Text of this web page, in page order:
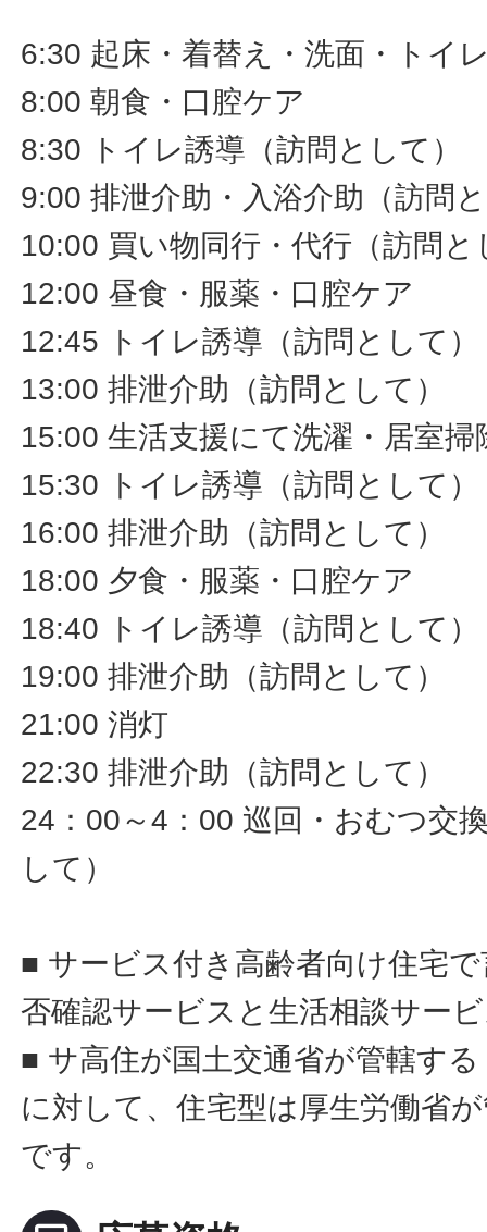
6:30 起床・着替え・洗面・トイ
8:00 朝食・口腔ケア
8:30 トイレ誘導（訪問として）
9:00 排泄介助・入浴介助（訪問
10:00 買い物同行・代行（訪問と
12:00 昼食・服薬・口腔ケア
12:45 トイレ誘導（訪問として）
13:00 排泄介助（訪問として）
15:00 生活支援にて洗濯・居室
15:30 トイレ誘導（訪問として）
16:00 排泄介助（訪問として）
18:00 夕食・服薬・口腔ケア
18:40 トイレ誘導（訪問として）
19:00 排泄介助（訪問として）
21:00 消灯
22:30 排泄介助（訪問として）
24：00～4：00 巡回・おむつ交
して）
■ サービス付き高齢者向け住宅
否確認サービスと生活相談サー
■ サ高住が国土交通省が管轄す
に対して、住宅型は厚生労働省
です。